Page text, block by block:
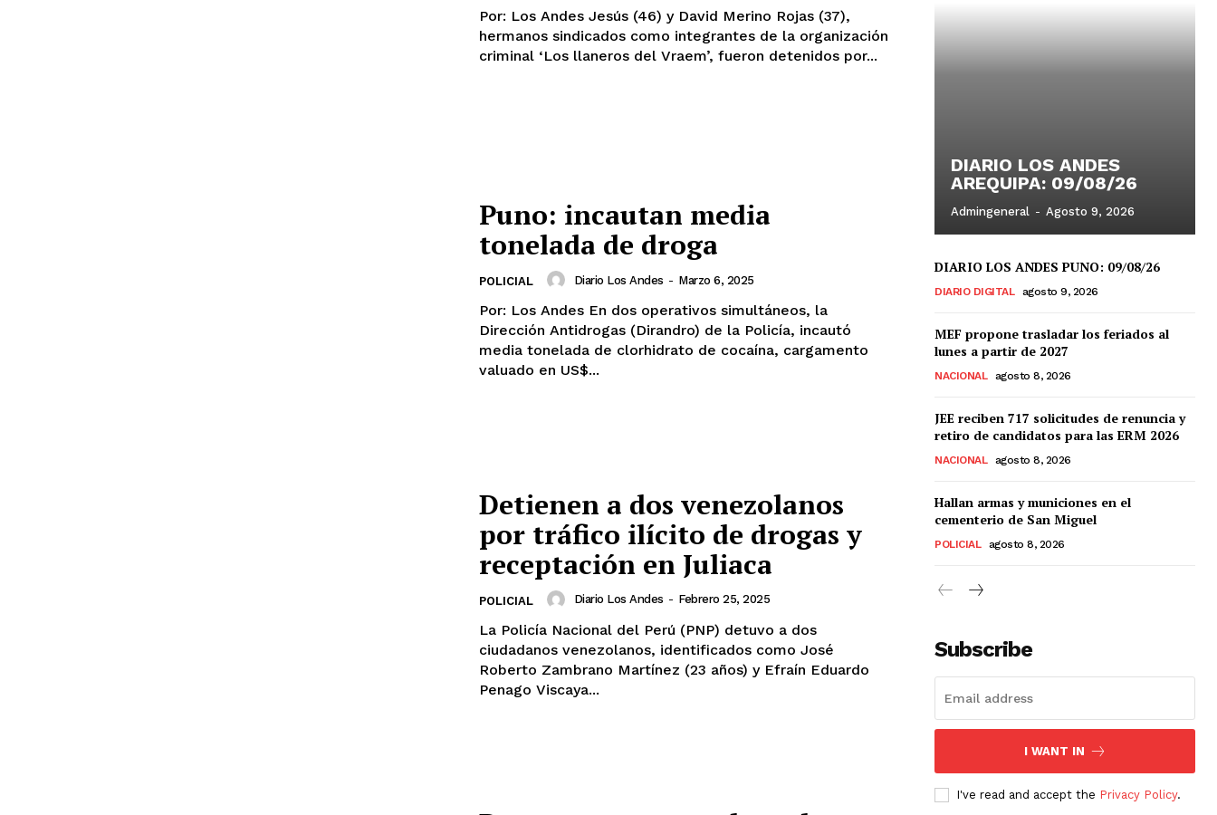
Diario los Andes
Por: Los Andes Jesús (46) y David Merino Rojas (37),
hermanos sindicados como integrantes de la organización
criminal ‘Los llaneros del Vraem’, fueron detenidos por...
Puno: incautan media
tonelada de droga
POLICIAL Diario Los Andes - Marzo 6, 2025
Por: Los Andes En dos operativos simultáneos, la
Dirección Antidrogas (Dirandro) de la Policía, incautó
media tonelada de clorhidrato de cocaína, cargamento
valuado en US$...
Detienen a dos venezolanos
por tráfico ilícito de drogas y
receptación en Juliaca
POLICIAL Diario Los Andes - Febrero 25, 2025
La Policía Nacional del Perú (PNP) detuvo a dos
ciudadanos venezolanos, identificados como José
Roberto Zambrano Martínez (23 años) y Efraín Eduardo
Penago Viscaya...
DIARIO LOS ANDES
AREQUIPA: 09/08/26
Admingeneral - Agosto 9, 2026
DIARIO LOS ANDES PUNO: 09/08/26
DIARIO DIGITAL agosto 9, 2026
MEF propone trasladar los feriados al
lunes a partir de 2027
NACIONAL agosto 8, 2026
JEE reciben 717 solicitudes de renuncia y
retiro de candidatos para las ERM 2026
NACIONAL agosto 8, 2026
Hallan armas y municiones en el
cementerio de San Miguel
POLICIAL agosto 8, 2026
Subscribe
I WANT IN
I've read and accept the Privacy Policy.